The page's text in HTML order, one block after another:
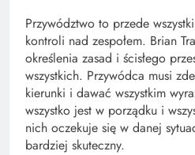
Przywództwo to przede
kontroli nad zespołem. Brian
określenia zasad i ścisłego
wszystkich. Przywódca musi
kierunki i dawać wszystkim
wszystko jest w porządku i
nich oczekuje się w danej
bardziej skuteczny.